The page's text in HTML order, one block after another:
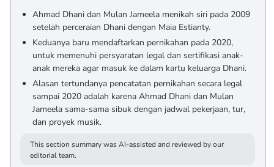
Ahmad Dhani dan Mulan Jameela menikah siri pada 2009
setelah perceraian Dhani dengan Maia Estianty.
Keduanya baru mendaftarkan pernikahan pada 2020,
untuk memenuhi persyaratan legal dan sertifikasi anak-
anak mereka agar masuk ke dalam kartu keluarga Dhani.
Alasan tertundanya pencatatan pernikahan secara legal
sampai 2020 adalah karena Ahmad Dhani dan Mulan
Jameela sama-sama sibuk dengan jadwal pekerjaan, tur,
dan proyek musik.
This section summary was AI-assisted and reviewed by our
editorial team.